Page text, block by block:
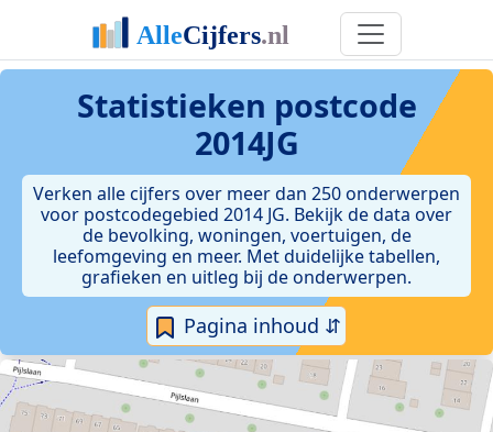
Statistieken postcode
2014JG
Verken alle cijfers over meer dan 250 onderwerpen
voor postcodegebied 2014 JG. Bekijk de data over
de bevolking, woningen, voertuigen, de
leefomgeving en meer. Met duidelijke tabellen,
grafieken en uitleg bij de onderwerpen.
Pagina inhoud ⇵